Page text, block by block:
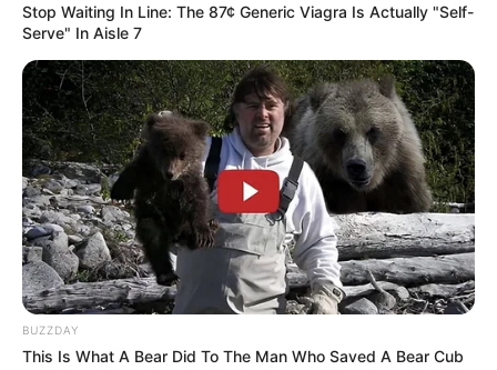
Ο Υπόγειος Πόλεμος είναι γεγονός.. Το
κυνήγι είναι σε εξέλιξη
Τετάρτη, 5 Οκτωβρίου 2022, 21:39
Ο Υπόγειος Πόλεμος είναι γεγονός.....
Stop Waiting In Line: The 87¢ Generic Viagra Is Actually "Self-
Serve" In Aisle 7
BUZZDAY
This Is What A Bear Did To The Man Who Saved A Bear Cub